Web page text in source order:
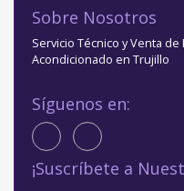
Sobre Nosotros
Servicio Técnico y Venta
Acondicionado en Trujillo
Síguenos en:
¡Suscríbete a